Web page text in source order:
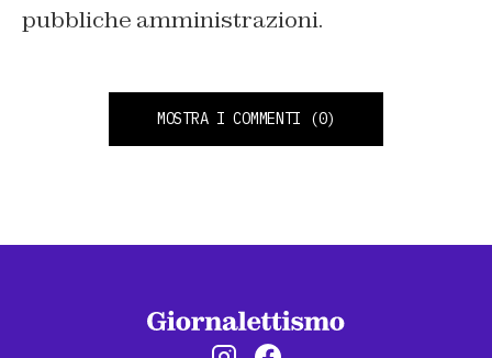
pubbliche amministrazioni.
MOSTRA I COMMENTI (0)